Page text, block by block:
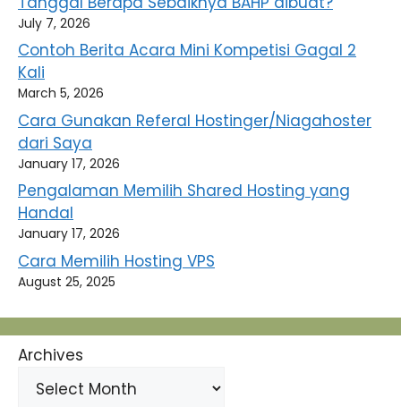
July 7, 2026
Contoh Berita Acara Mini Kompetisi Gagal 2
Kali
March 5, 2026
Cara Gunakan Referal Hostinger/Niagahoster
dari Saya
January 17, 2026
Pengalaman Memilih Shared Hosting yang
Handal
January 17, 2026
Cara Memilih Hosting VPS
August 25, 2025
Archives